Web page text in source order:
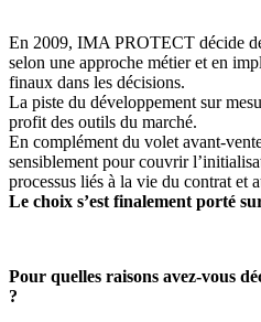
En 2009, IMA PROTECT décide
selon une approche métier et en
finaux dans les décisions.
La piste du développement sur
profit des outils du marché.
En complément du volet avant-
sensiblement pour couvrir
processus liés à la vie du contrat et
Le choix s’est finalement porté
Pour quelles raisons avez-vous
?